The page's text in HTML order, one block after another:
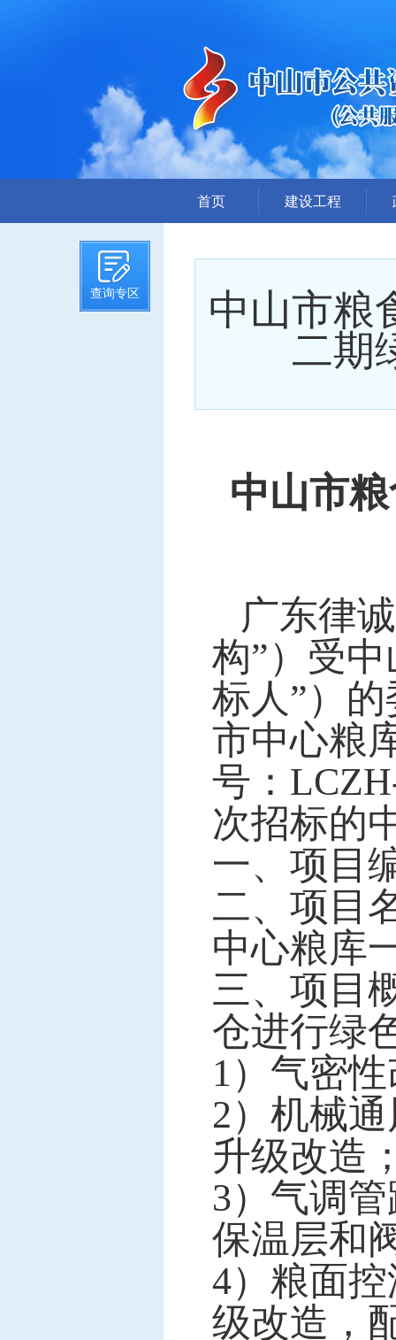
查询专区
首页 建设工程
招标文件提前公示
招标公告
答疑、澄清
评标结果公示
中标信息
招投标公开信息
中山市粮
二期
中山市
广东律
构”）受中
标人”）
市中心粮
号：
次招标的
一、项目
二、项目
中心粮库
三、项目
仓进行绿
1）气密
2）机械
升级改造
3）气调
保温层和
4）粮面
级改造，